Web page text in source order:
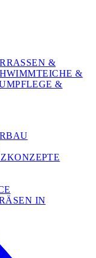
&
&
&
IN